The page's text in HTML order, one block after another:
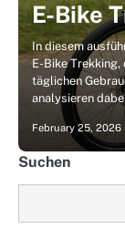
E-Bike
In diesem
E-Bike Trekking,
täglichen
analysieren
February 25, 2026
Suchen